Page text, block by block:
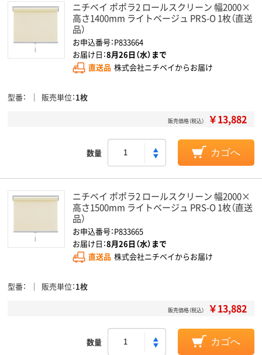
ニチベイ ポポラ2 ロールスクリーン 幅2000×
高さ1400mm ライトベージュ PRS-O 1枚（直送
品）
お申込番号：P833664
お届け日：8月26日（水）まで
直送品 株式会社ニチベイからお届け
型番 販売単位 1枚
販売価格（税込） ￥13,882
数量 カゴへ
ニチベイ ポポラ2 ロールスクリーン 幅2000×
高さ1500mm ライトベージュ PRS-O 1枚（直送
品）
お申込番号：P833665
お届け日：8月26日（水）まで
直送品 株式会社ニチベイからお届け
型番 販売単位 1枚
販売価格（税込） ￥13,882
数量 カゴへ